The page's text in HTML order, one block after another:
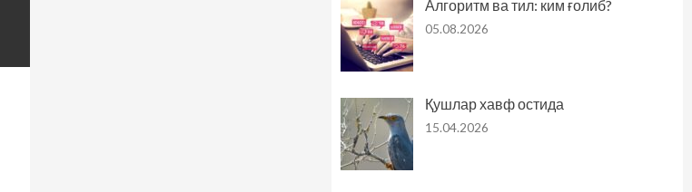
Алгоритм ва тил: ким ғолиб?
05.08.2026
Қушлар хавф остида
15.04.2026